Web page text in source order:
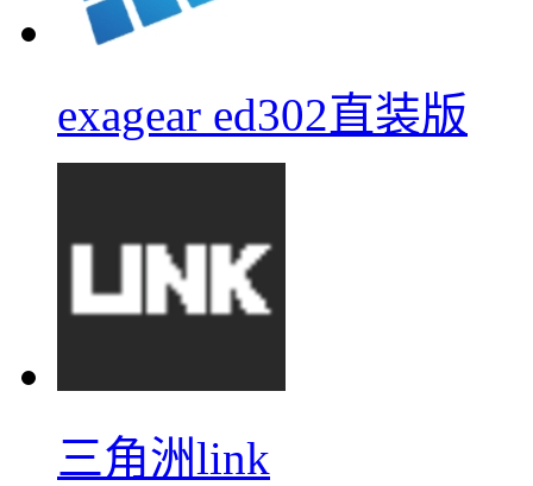
exagear ed302直装版
三角洲link